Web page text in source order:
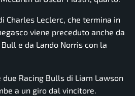
Charles Leclerc, che termina in
viene preceduto anche da
e da Lando Norris con la
Racing Bulls di Liam Lawson
a un giro dal vincitore.